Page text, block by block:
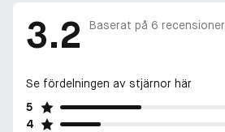
3.2 Baserat på 6 recensioner
Se fördelningen av stjärnor här
5
4